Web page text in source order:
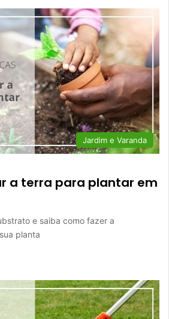
Jardim e Varanda
a terra para plantar em
e saiba como fazer a
planta